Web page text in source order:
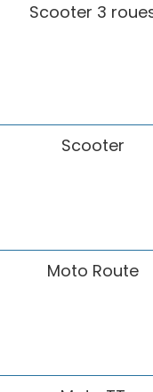
Scooter 3
Scooter
Moto Route